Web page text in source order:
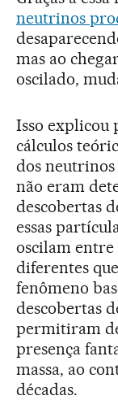
neutrinos
mas ao
oscilado,
Isso explicou
cálculos
dos
não eram
descobertas
essas
oscilam
diferentes
fenômeno
descobertas
permitiram
presença
massa, ao
décadas.